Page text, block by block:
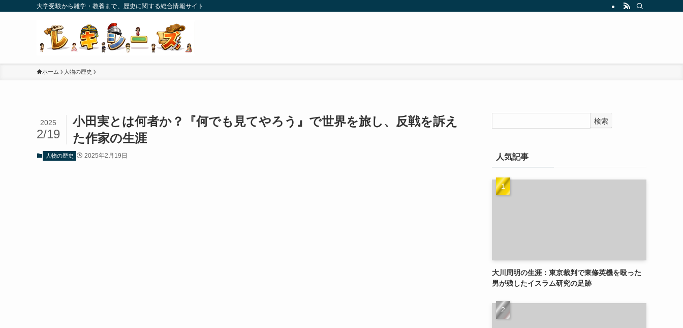
大学受験から雑学・教養まで、歴史に関する総合情報サイト
ホーム 人物の歴史
小田実とは何者か？『何でも見てやろう』で世界を旅し、反戦を訴え
た作家の生涯
2025
2/19
人物の歴史 2025年2月19日
検索
人気記事
大川周明の生涯：東京裁判で東條英機を殴った
男が残したイスラム研究の足跡